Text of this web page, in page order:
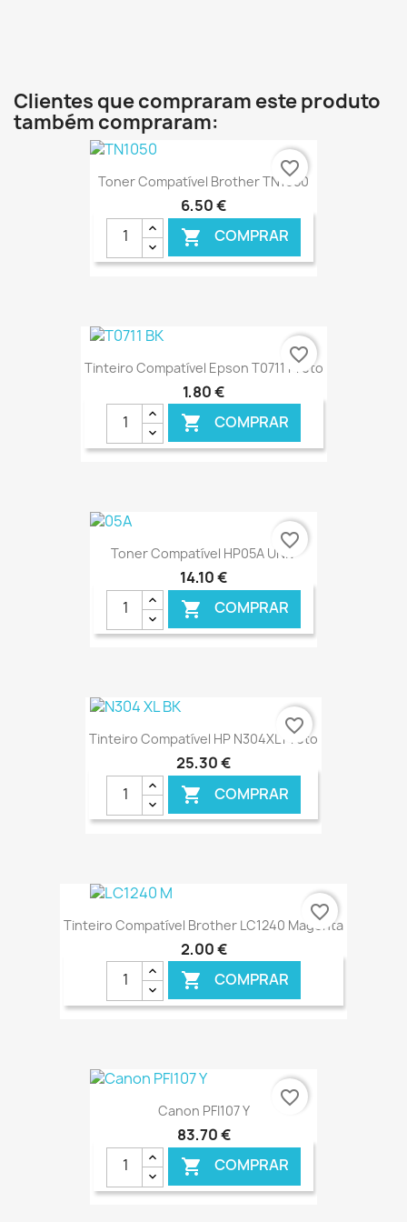
Clientes que compraram este produto
também compraram:
Toner Compatível Brother TN1050
6,50 €
 COMPRAR
€ ONLINE
favorite_border
Tinteiro Compatível Epson T0711 Preto
1,80 €
 COMPRAR
€ ONLINE
favorite_border
Toner Compatível HP05A UNIV
14,10 €
 COMPRAR
€ ONLINE
favorite_border
Tinteiro Compatível HP N304XL Preto
25,30 €
 COMPRAR
€ ONLINE
favorite_border
Tinteiro Compatível Brother LC1240 Magenta
2,00 €
 COMPRAR
€ ONLINE
favorite_border
Canon PFI107 Y
83,70 €
 COMPRAR
favorite_border